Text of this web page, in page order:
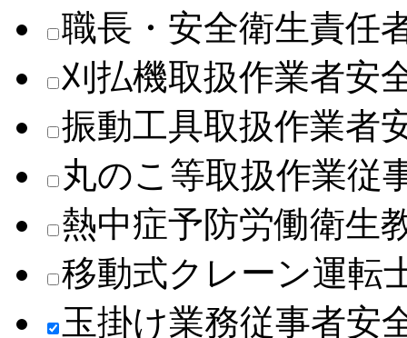
職長・安全衛生責任
刈払機取扱作業者安
振動工具取扱作業者
丸のこ等取扱作業従
熱中症予防労働衛生
移動式クレーン運転
玉掛け業務従事者安